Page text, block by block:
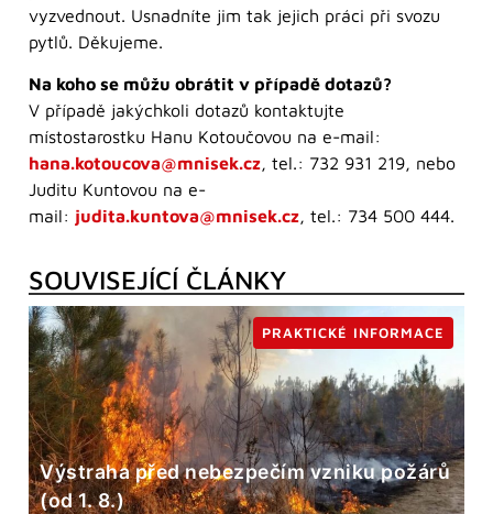
vyzvednout. Usnadníte jim tak jejich práci při svozu
pytlů. Děkujeme.
Na koho se můžu obrátit v případě dotazů?
V případě jakýchkoli dotazů kontaktujte
místostarostku Hanu Kotoučovou na e-mail:
hana.kotoucova@mnisek.cz, tel.: 732 931 219, nebo
Juditu Kuntovou na e-
mail: judita.kuntova@mnisek.cz, tel.: 734 500 444.
SOUVISEJÍCÍ ČLÁNKY
Výstraha před nebezpečím vzniku požárů
(od 1. 8.)
PRAKTICKÉ INFORMACE